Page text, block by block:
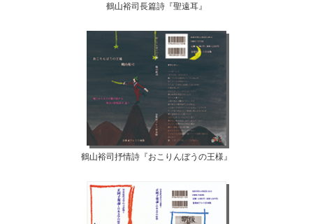
鶴山裕司長篇詩『聖遠耳』
鶴山裕司抒情詩『おこりんぼうの王様』